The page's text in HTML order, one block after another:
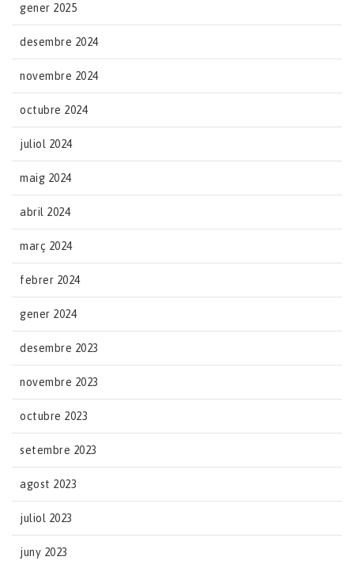
gener 2025
desembre 2024
novembre 2024
octubre 2024
juliol 2024
maig 2024
abril 2024
març 2024
febrer 2024
gener 2024
desembre 2023
novembre 2023
octubre 2023
setembre 2023
agost 2023
juliol 2023
juny 2023